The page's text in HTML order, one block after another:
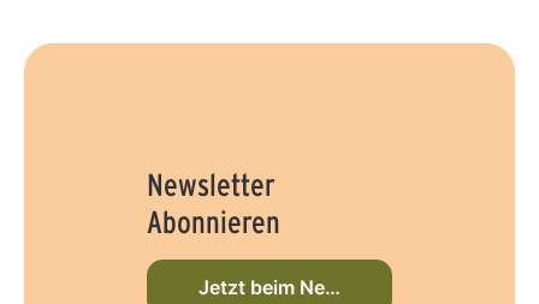
Newsletter
Abonnieren
Jetzt beim Newsletter anmelden